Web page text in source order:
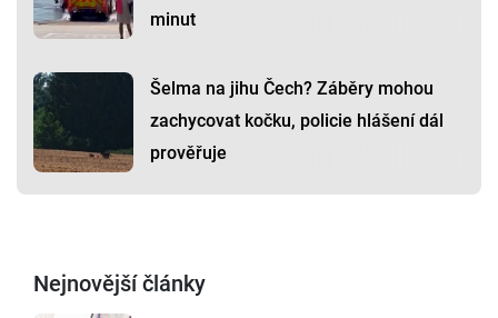
minut
Šelma na jihu Čech? Záběry mohou
zachycovat kočku, policie hlášení dál
prověřuje
Nejnovější články